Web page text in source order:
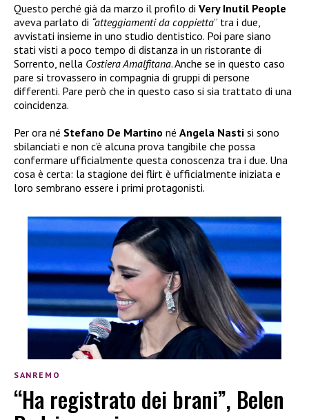
Questo perché già da marzo il profilo di Very Inutil People
aveva parlato di “atteggiamenti da coppietta” tra i due,
avvistati insieme in uno studio dentistico. Poi pare siano
stati visti a poco tempo di distanza in un ristorante di
Sorrento, nella Costiera Amalfitana. Anche se in questo caso
pare si trovassero in compagnia di gruppi di persone
differenti. Pare però che in questo caso si sia trattato di una
coincidenza.
Per ora né Stefano De Martino né Angela Nasti si sono
sbilanciati e non c’è alcuna prova tangibile che possa
confermare ufficialmente questa conoscenza tra i due. Una
cosa è certa: la stagione dei flirt è ufficialmente iniziata e
loro sembrano essere i primi protagonisti.
SANREMO
“Ha registrato dei brani”, Belen